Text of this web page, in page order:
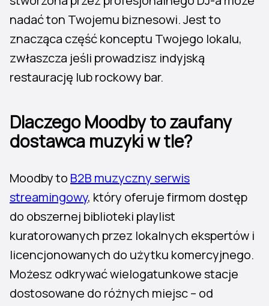
nadać ton Twojemu biznesowi. Jest to
znacząca część konceptu Twojego lokalu,
zwłaszcza jeśli prowadzisz indyjską
restaurację lub rockowy bar.
Dlaczego Moodby to zaufany
dostawca muzyki w tle?
Moodby to B2B muzyczny serwis
streamingowy, który oferuje firmom dostęp
do obszernej biblioteki playlist
kuratorowanych przez lokalnych ekspertów i
licencjonowanych do użytku komercyjnego.
Możesz odkrywać wielogatunkowe stacje
dostosowane do różnych miejsc – od